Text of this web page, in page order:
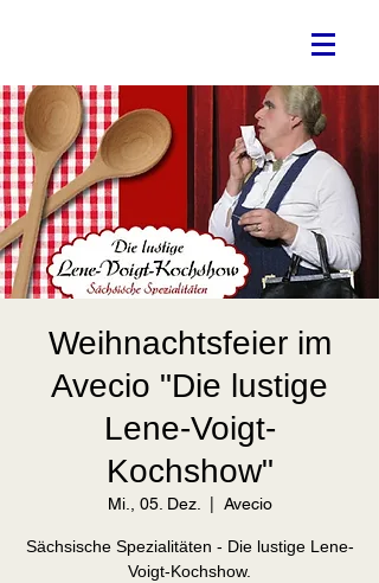
Weihnachtsfeier im
Avecio "Die lustige
Lene-Voigt-
Kochshow"
Mi., 05. Dez. Avecio
Sächsische Spezialitäten - Die lustige Lene-
Voigt-Kochshow.